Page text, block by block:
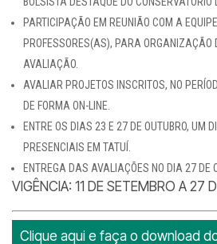
PARTICIPAÇÃO EM REUNIÃO COM A
PROFESSORES(AS), PARA ORGANIZAÇÃO
AVALIAÇÃO.
AVALIAR PROJETOS INSCRITOS, NO
DE FORMA ON-LINE.
ENTRE OS DIAS 23 E 27 DE OUTUBRO, UM
PRESENCIAIS EM TATUÍ.
ENTREGA DAS AVALIAÇÕES NO DIA 27 DE
VIGÊNCIA: 11 DE SETEMBRO A 27
Clique aqui e faça o download